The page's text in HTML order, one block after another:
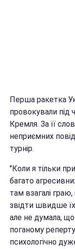
Перша ракетка
провокували під
Кремля. За її
неприємних
турнір.
"Коли я тільки
багато
там взагалі
звідти швидше
але не думала,
поганому
психологічно